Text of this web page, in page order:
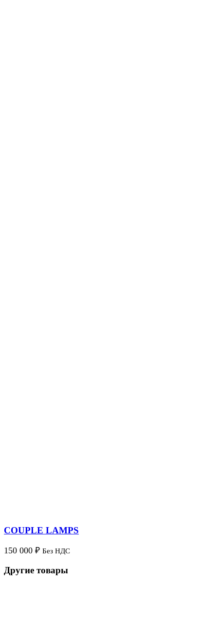
COUPLE LAMPS
150 000 ₽ Без НДС
Другие товары